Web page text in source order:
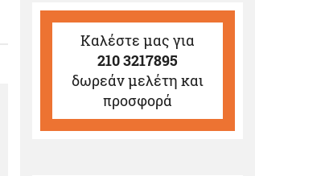
Καλέστε μας
210 3217895
για
δωρεάν μελέτη και
προσφορά